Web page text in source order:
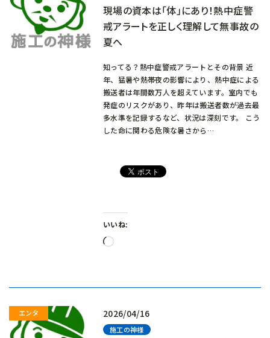
現場の資本は「体」にあり！熱中症警
戒アラートを正しく理解して無事故の
夏へ
知ってる？熱中症警戒アラートとその背景 近
年、猛暑や熱帯夜の影響により、熱中症による
搬送者は年間数万人を超えています。室内でも
発症のリスクがあり、昨年は搬送者数が過去最
多水準を記録するなど、状況は深刻です。 こう
した命に関わる危険な暑さから…
いいね:
読
2026/04/16
施工の神様